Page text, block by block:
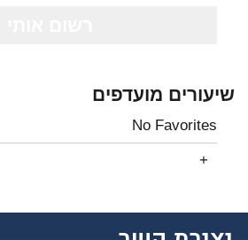
שיעורים מועדפים
No Favorites